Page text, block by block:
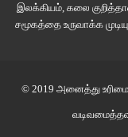
போன்ற கேஸ்களில் நீங்கள்
இலக்கியம், கலை
சமூகத்தை உருவாக்க
© 2019 அனைத்து